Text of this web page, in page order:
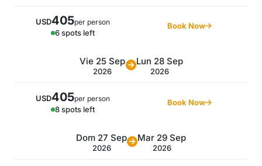
USD405per person
6 spots left
Book Now
Vie 25 Sep
2026
Lun 28 Sep
2026
USD405per person
8 spots left
Book Now
Dom 27 Sep
2026
Mar 29 Sep
2026